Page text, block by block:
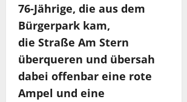
76-Jährige, die aus dem
Bürgerpark kam,
die Straße Am Stern
überqueren und übersah
dabei offenbar eine rote
Ampel und eine